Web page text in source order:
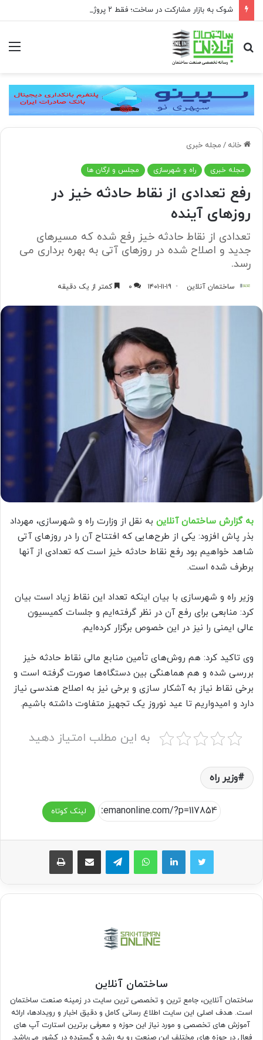
جستجو
برای
خانه / مجله خبری
مجله خبری راه و شهرسازی مجلس و ارگان ها
رفع تعدادی از نقاط حادثه خیز در
روزهای آینده
تعدادی از نقاط حادثه خیز رفع شده که مسیرهای
جدید و اصلاح شده در روزهای آتی به بهره برداری می
رسد.
ساختمان آنلاین ۱۴۰۱-۱۱-۱۹ ۰ کمتر از یک دقیقه
به گزارش ساختمان آنلاین به نقل از وزارت راه و شهرسازی، مهرداد
بذر پاش افزود: یکی از طرح‌هایی که افتتاح آن را در روزهای آتی
شاهد خواهیم بود رفع نقاط حادثه خیز است که تعدادی از آنها
برطرف شده است.
وزیر راه و شهرسازی با بیان اینکه تعداد این نقاط زیاد است بیان
کرد: منابعی برای رفع آن در نظر گرفته‌ایم و جلسات کمیسیون
عالی ایمنی را نیز در این خصوص برگزار کرده‌ایم.
وی تاکید کرد: هم روش‌های تأمین منابع مالی نقاط حادثه خیز
بررسی شده و هم هماهنگی بین دستگاه‌ها صورت گرفته است و
برخی نقاط نیاز به آشکار سازی و برخی نیز به اصلاح هندسی نیاز
دارد و امیدواریم تا عید نوروز یک تجهیز متفاوت داشته باشیم.
به این مطلب امتیاز دهید
وزیر راه
لینک کوتاه
واتس آپ تلگرام اشتراک گذاری از طریق ایمیل چاپ
ساختمان آنلاین
ساختمان آنلاین، جامع ترین و تخصصی ترین سایت در زمینه صنعت ساختمان
است. هدف اصلی این سایت اطلاع رسانی کامل و دقیق اخبار و رویدادها، ارائه
آموزش های تخصصی و مورد نیاز این حوزه و معرفی برترین استارت آپ های
فعال در حوزه های مختلف این صنعت رو به رشد و گسترده در کشور می‌باشد.